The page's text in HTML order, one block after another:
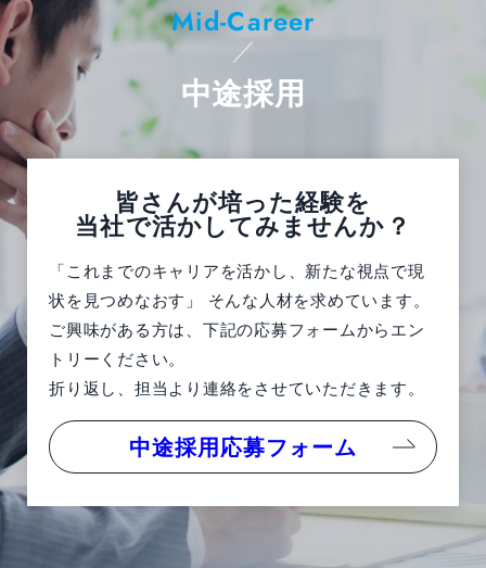
Mid-Career
中途採用
皆さんが培った経験を
当社で活かしてみませんか？
「これまでのキャリアを活かし、新たな視点で現
状を見つめなおす」 そんな人材を求めています。
ご興味がある方は、下記の応募フォームからエン
トリーください。
折り返し、担当より連絡をさせていただきます。
中途採用応募フォーム